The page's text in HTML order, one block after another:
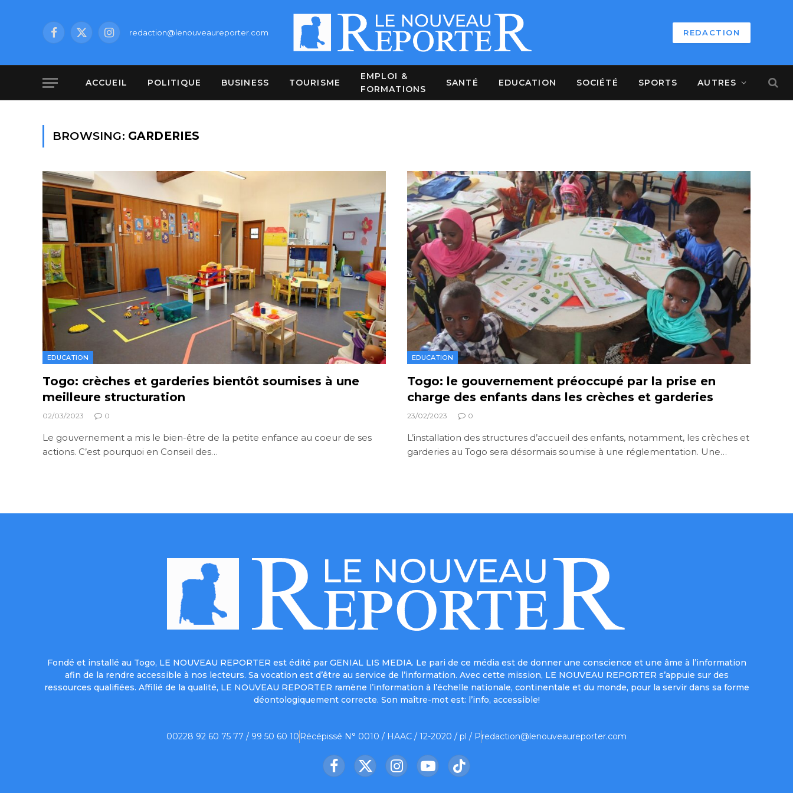
Facebook
X
Instagramredaction@lenouveaureporter.com REDACTION
ACCUEIL POLITIQUE BUSINESS TOURISME
EMPLOI &
FORMATIONS
SANTÉ EDUCATION SOCIÉTÉ SPORTS AUTRES
BROWSING: GARDERIES
EDUCATION
Togo: crèches et garderies bientôt soumises à une
meilleure structuration
02/03/2023 0
Le gouvernement a mis le bien-être de la petite enfance au coeur de ses
actions. C’est pourquoi en Conseil des…
EDUCATION
Togo: le gouvernement préoccupé par la prise en
charge des enfants dans les crèches et garderies
23/02/2023 0
L’installation des structures d’accueil des enfants, notamment, les crèches et
garderies au Togo sera désormais soumise à une réglementation. Une…
Fondé et installé au Togo, LE NOUVEAU REPORTER est édité par GENIAL LIS MEDIA. Le pari de ce média est de donner une conscience et une âme à l’information
afin de la rendre accessible à nos lecteurs. Sa vocation est d’être au service de l’information. Avec cette mission, LE NOUVEAU REPORTER s’appuie sur des
ressources qualifiées. Affilié de la qualité, LE NOUVEAU REPORTER ramène l’information à l’échelle nationale, continentale et du monde, pour la servir dans sa forme
déontologiquement correcte. Son maître-mot est: l’info, accessible!
00228 92 60 75 77 / 99 50 60 10 Récépissé N° 0010 / HAAC / 12-2020 / pl / Predaction@lenouveaureporter.com
Facebook
X
InstagramYouTubeTikTok